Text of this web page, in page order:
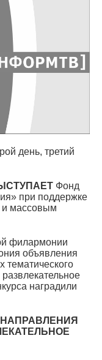
день, третий
Фонд
при поддержке
и массовым
филармонии
объявления
тематического
наградили